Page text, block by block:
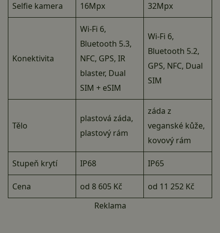
Selfie kamera 16Mpx 32Mpx
Konektivita
Wi-Fi 6,
Bluetooth 5.3,
NFC, GPS, IR
blaster, Dual
SIM + eSIM
Wi-Fi 6,
Bluetooth 5.2,
GPS, NFC, Dual
SIM
Tělo
plastová záda,
plastový rám
záda z
veganské kůže,
kovový rám
Stupeň krytí IP68 IP65
Cena od 8 605 Kč
od 11 252 Kč
Reklama